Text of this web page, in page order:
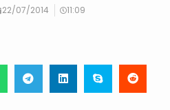
22/07/2014 11:09